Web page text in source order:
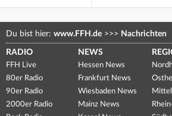
Du bist hier: www.FFH.de >>> Nachrichten
RADIO
FFH Live
80er Radio
90er Radio
2000er Radio
NEWS
Hessen News
Frankfurt News
Wiesbaden News
Mainz News